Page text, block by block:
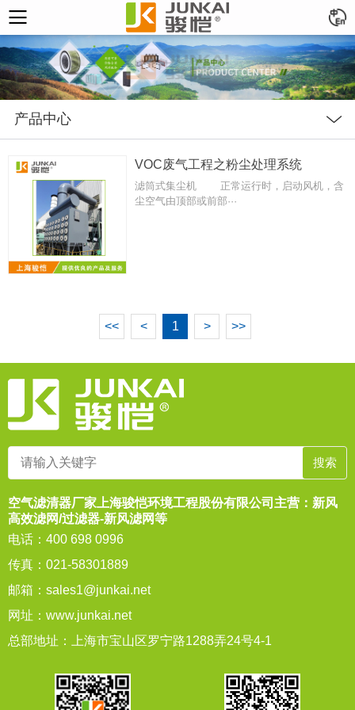
产品中心
VOC废气工程之粉尘处理系统
滤筒式集尘机 正常运行时，启动风机，含
尘空气由顶部或前部···
<< < 1 > >>
空气滤清器厂家上海骏恺环境工程股份有限公司主营：新风
高效滤网/过滤器-新风滤网等
电话：400 698 0996
传真：021-58301889
邮箱： sales1@junkai.net
网址： www.junkai.net
总部地址：上海市宝山区罗宁路1288弄24号4-1